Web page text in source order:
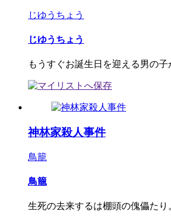
じゆうちょう
じゆうちょう
もうすぐお誕生日を迎える男の
神林家殺人事件
鳥籠
鳥籠
生死の去来するは棚頭の傀儡たり